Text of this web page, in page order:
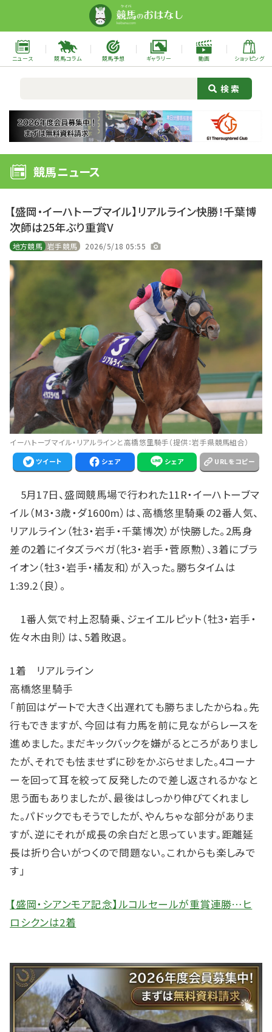
ニュース 競馬コラム 競馬予想 ギャラリー 動画 ショッピング
競馬ニュース
【盛岡・イーハトーブマイル】リアルライン快勝！千葉博
次師は25年ぶり重賞V
地方競馬 岩手競馬 2026/5/18 05:55
イーハトーブマイル・リアルラインと高橋悠里騎手（提供：岩手県競馬組合）
ツイート シェア シェア URLをコピー
5月17日、盛岡競馬場で行われた11R・イーハトーブマ
イル（M3・3歳・ダ1600m）は、高橋悠里騎乗の2番人気、
リアルライン（牡3・岩手・千葉博次）が快勝した。2馬身
差の2着にイタズラベガ（牝3・岩手・菅原勲）、3着にブラ
イオン（牡3・岩手・橘友和）が入った。勝ちタイムは
1:39.2（良）。
1番人気で村上忍騎乗、ジェイエルピット（牡3・岩手・
佐々木由則）は、5着敗退。
1着 リアルライン
高橋悠里騎手
「前回はゲートで大きく出遅れても勝ちましたからね。先
行もできますが、今回は有力馬を前に見ながらレースを
進めました。まだキックバックを嫌がるところがありまし
たが、それでも怯ませずに砂をかぶらせました。4コーナ
ーを回って耳を絞って反発したので差し返されるかなと
思う面もありましたが、最後はしっかり伸びてくれまし
た。パドックでもそうでしたが、やんちゃな部分がありま
すが、逆にそれが成長の余白だと思っています。距離延
長は折り合いがつくので問題ない。これからも楽しみで
す」
【盛岡・シアンモア記念】ルコルセールが重賞連勝…ヒ
ロシクンは2着